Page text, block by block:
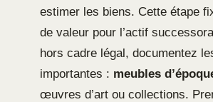
estimer les biens. Cette étape
de valeur pour l’actif
hors cadre légal, documentez
importantes : meubles
œuvres d’art ou collections.